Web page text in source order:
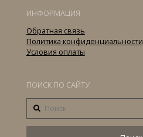
ИНФОРМАЦИЯ
Обратная связь
Политика конфиденциальности
Условия оплаты
ПОИСК ПО САЙТУ